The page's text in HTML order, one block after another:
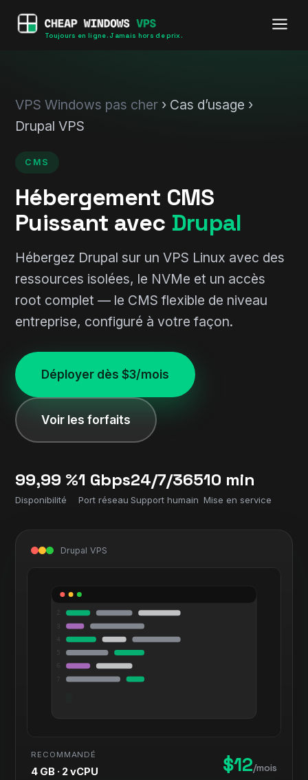
Toujours en ligne. Jamais hors de prix.
VPS Windows pas cher › Cas d’usage ›
Drupal VPS
CMS
Hébergement CMS
Puissant avec Drupal
Hébergez Drupal sur un VPS Linux avec des
ressources isolées, le NVMe et un accès
root complet — le CMS flexible de niveau
entreprise, configuré à votre façon.
Déployer dès $3/mois
Voir les forfaits
99,99 %
Disponibilité
1 Gbps
Port réseau
24/7/365
Support humain
10 min
Mise en service
Drupal VPS
RECOMMANDÉ
4 GB · 2 vCPU $12/mois